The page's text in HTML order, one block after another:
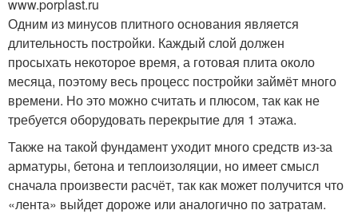
www.porplast.ru
Одним из минусов плитного основания является
длительность постройки. Каждый слой должен
просыхать некоторое время, а готовая плита около
месяца, поэтому весь процесс постройки займёт много
времени. Но это можно считать и плюсом, так как не
требуется оборудовать перекрытие для 1 этажа.
Также на такой фундамент уходит много средств из-за
арматуры, бетона и теплоизоляции, но имеет смысл
сначала произвести расчёт, так как может получится что
«лента» выйдет дороже или аналогично по затратам.